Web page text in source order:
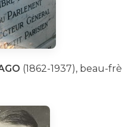
(1862-1937), beau-